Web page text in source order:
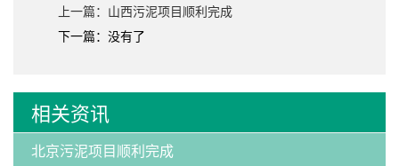
上一篇：山西污泥项目顺利完成
下一篇：没有了
相关资讯
北京污泥项目顺利完成